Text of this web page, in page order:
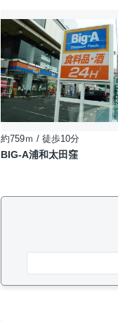
約759ｍ / 徒歩10分
BIG-A浦和太田窪